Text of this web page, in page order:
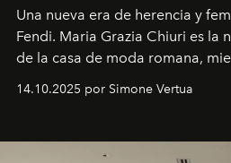
Una nueva era de herencia y
Fendi. Maria Grazia Chiuri es la
de la casa de moda romana,
14.10.2025 por Simone Vertua